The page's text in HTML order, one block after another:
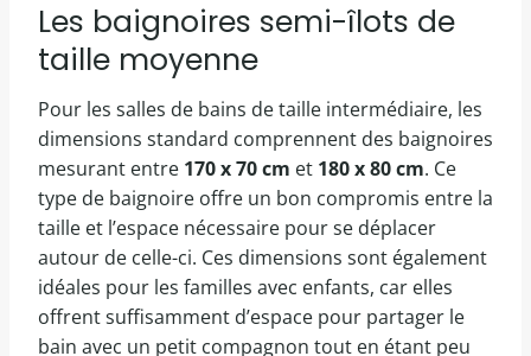
Les baignoires semi-îlots de
taille moyenne
Pour les salles de bains de taille intermédiaire, les
dimensions standard comprennent des baignoires
mesurant entre 170 x 70 cm et 180 x 80 cm. Ce
type de baignoire offre un bon compromis entre la
taille et l’espace nécessaire pour se déplacer
autour de celle-ci. Ces dimensions sont également
idéales pour les familles avec enfants, car elles
offrent suffisamment d’espace pour partager le
bain avec un petit compagnon tout en étant peu